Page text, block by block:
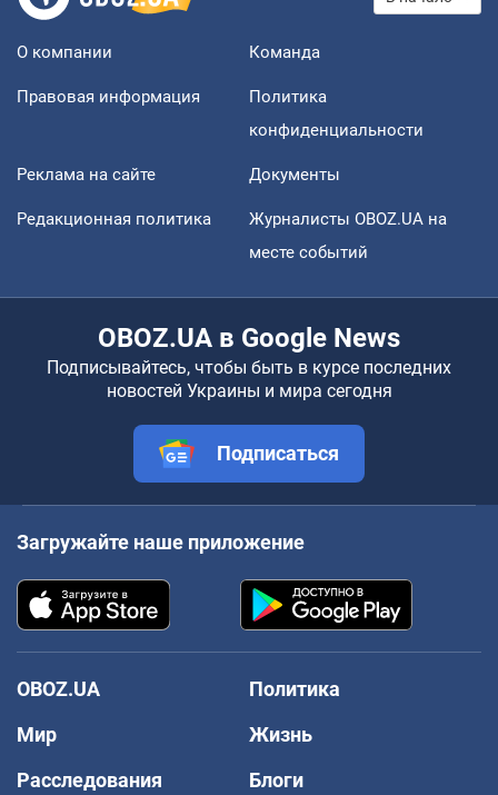
О компании Команда
Правовая информация
Политика
конфиденциальности
Реклама на сайте Документы
Редакционная политика
Журналисты OBOZ.UA на
месте событий
OBOZ.UA в Google News
Подписывайтесь, чтобы быть в курсе последних
новостей Украины и мира сегодня
Подписаться
Загружайте наше приложение
OBOZ.UA
Политика
Мир
Жизнь
Расследования
Блоги